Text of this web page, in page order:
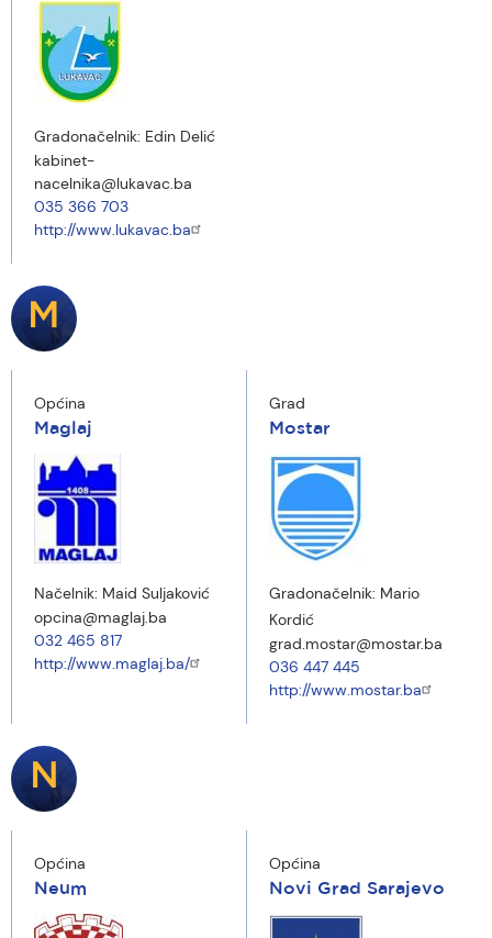
Gradonačelnik: Edin Delić
kabinet-
nacelnika@lukavac.ba
035 366 703
http://www.lukavac.ba
M
Općina
Maglaj
Načelnik: Maid Suljaković
opcina@maglaj.ba
032 465 817
http://www.maglaj.ba/
Grad
Mostar
Gradonačelnik: Mario
Kordić
grad.mostar@mostar.ba
036 447 445
http://www.mostar.ba
N
Općina
Neum
Općina
Novi Grad Sarajevo